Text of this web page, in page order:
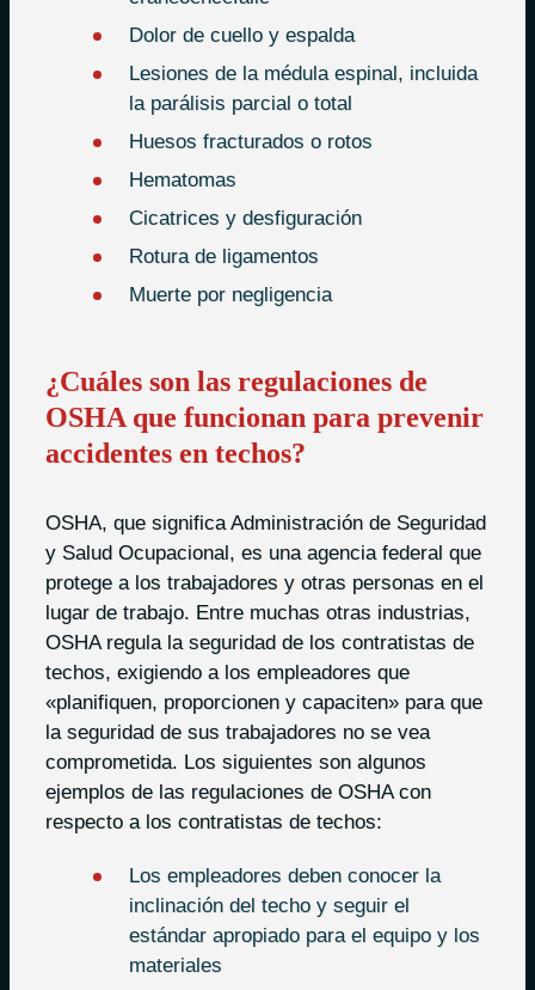
Dolor de cuello y espalda
Lesiones de la médula espinal, incluida
la parálisis parcial o total
Huesos fracturados o rotos
Hematomas
Cicatrices y desfiguración
Rotura de ligamentos
Muerte por negligencia
¿Cuáles son las regulaciones de
OSHA que funcionan para prevenir
accidentes en techos?
OSHA, que significa Administración de Seguridad
y Salud Ocupacional, es una agencia federal que
protege a los trabajadores y otras personas en el
lugar de trabajo. Entre muchas otras industrias,
OSHA regula la seguridad de los contratistas de
techos, exigiendo a los empleadores que
«planifiquen, proporcionen y capaciten» para que
la seguridad de sus trabajadores no se vea
comprometida. Los siguientes son algunos
ejemplos de las regulaciones de OSHA con
respecto a los contratistas de techos:
Los empleadores deben conocer la
inclinación del techo y seguir el
estándar apropiado para el equipo y los
materiales